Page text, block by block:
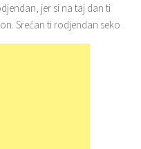
jer si na taj dan ti
Srećan ti rodjendan seko